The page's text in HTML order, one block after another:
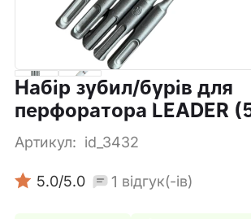
Набір зубил/бурів для
перфоратора LEADER
Артикул: id_3432
5.0/5.0 1 відгук(-ів)